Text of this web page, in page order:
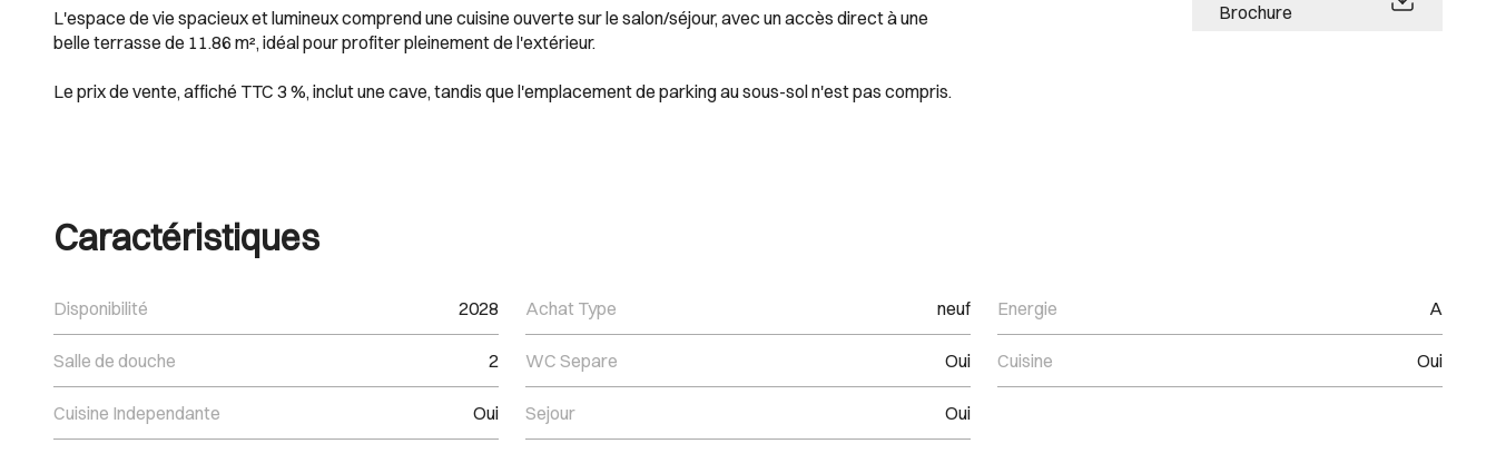
L'espace de vie spacieux et lumineux comprend une cuisine ouverte sur le salon/séjour, avec un accès direct à une
belle terrasse de 11.86 m², idéal pour profiter pleinement de l'extérieur.
Le prix de vente, affiché TTC 3 %, inclut une cave, tandis que l'emplacement de parking au sous-sol n'est pas compris.
Brochure
Caractéristiques
Disponibilité 2028 Achat Type neuf Energie A
Salle de douche 2 WC Separe Oui Cuisine Oui
Cuisine Independante Oui Sejour Oui